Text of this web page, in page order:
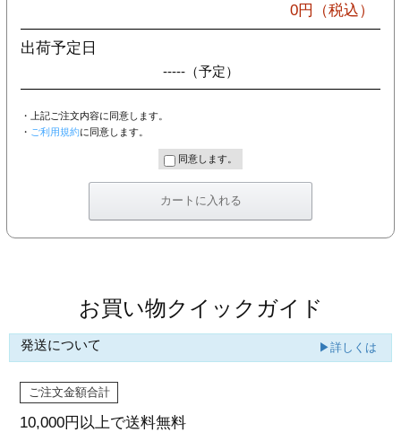
0円（税込）
出荷予定日
-----（予定）
・上記ご注文内容に同意します。
・ ご利用規約に同意します。
同意します。
お買い物クイックガイド
発送について ▶詳しくは
ご注文金額合計
10,000円以上で送料無料